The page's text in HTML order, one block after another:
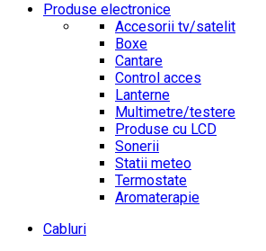
Produse electronice
Accesorii tv/satelit
Boxe
Cantare
Control acces
Lanterne
Multimetre/testere
Produse cu LCD
Sonerii
Statii meteo
Termostate
Aromaterapie
Cabluri